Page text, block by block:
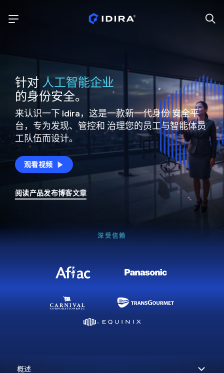
针对 人工智能企业
的身份安全。
来认识一下 Idira，这是一款新一代身份安全平
台，专为发现、管控和 治理您的员工与智能体员
工队伍而设计。
观看视频
阅读产品发布博客文章
深受信赖